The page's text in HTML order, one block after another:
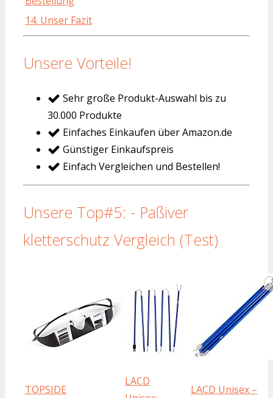
14. Unser Fazit
Unsere Vorteile!
Sehr große Produkt-Auswahl bis zu
30.000 Produkte
Einfaches Einkaufen über Amazon.de
Günstiger Einkaufspreis
Einfach Vergleichen und Bestellen!
Unsere Top#5: - Paßiver
kletterschutz Vergleich (Test)
TOPSIDE
LACD
LACD Unisex –